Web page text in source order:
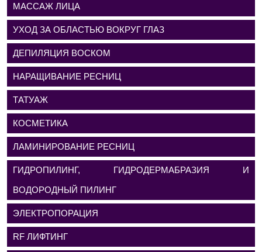
МАССАЖ ЛИЦА
УХОД ЗА ОБЛАСТЬЮ ВОКРУГ ГЛАЗ
ДЕПИЛЯЦИЯ ВОСКОМ
НАРАЩИВАНИЕ РЕСНИЦ
ТАТУАЖ
КОСМЕТИКА
ЛАМИНИРОВАНИЕ РЕСНИЦ
ГИДРОПИЛИНГ, ГИДРОДЕРМАБРАЗИЯ И
ВОДОРОДНЫЙ ПИЛИНГ
ЭЛЕКТРОПОРАЦИЯ
RF ЛИФТИНГ